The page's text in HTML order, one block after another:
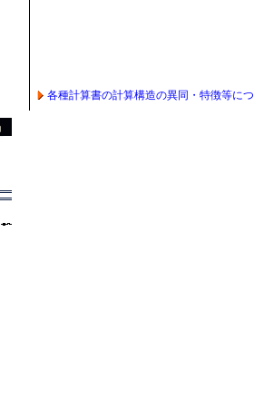
各種計算書の計算構造の異同・特徴等に